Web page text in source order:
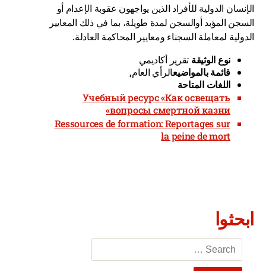
الإنسان الدولية للأفراد الذين يواجهون عقوبة الإعدام أو
السجن المؤبد أوالسجن لمدة طويلة، بما في ذلك المعايير
الدولية لمعاملة السجناء ومعايير المحاكمة العادلة.
نوع الوثيقة تقرير أكاديمي
قائمة بالمواضيعالرأي العام,
اللغات المتاحة
Учебный ресурс «Как освещать
вопросы смертной казни»
Ressources de formation: Reportages sur
la peine de mort
ابحثوا